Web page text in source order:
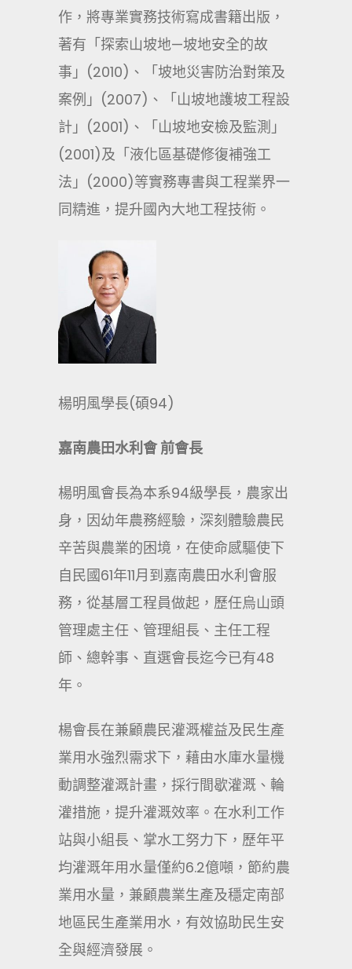
作，將專業實務技術寫成書籍出版，
著有「探索山坡地—坡地安全的故
事」(2010)、「坡地災害防治對策及
案例」(2007)、「山坡地護坡工程設
計」(2001)、「山坡地安檢及監測」
(2001)及「液化區基礎修復補強工
法」(2000)等實務專書與工程業界一
同精進，提升國內大地工程技術。
楊明風學長(碩94)
嘉南農田水利會 前會長
楊明風會長為本系94級學長，農家出
身，因幼年農務經驗，深刻體驗農民
辛苦與農業的困境，在使命感驅使下
自民國61年11月到嘉南農田水利會服
務，從基層工程員做起，歷任烏山頭
管理處主任、管理組長、主任工程
師、總幹事、直選會長迄今已有48
年。
楊會長在兼顧農民灌溉權益及民生產
業用水強烈需求下，藉由水庫水量機
動調整灌溉計畫，採行間歇灌溉、輪
灌措施，提升灌溉效率。在水利工作
站與小組長、掌水工努力下，歷年平
均灌溉年用水量僅約6.2億噸，節約農
業用水量，兼顧農業生產及穩定南部
地區民生產業用水，有效協助民生安
全與經濟發展。